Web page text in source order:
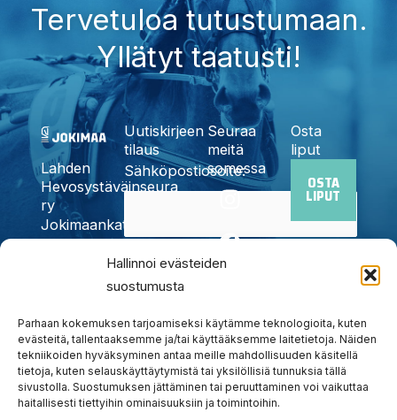
Hallinnoi evästeiden
suostumusta
Parhaan kokemuksen tarjoamiseksi käytämme teknologioita, kuten
evästeitä, tallentaaksemme ja/tai käyttääksemme laitetietoja. Näiden
tekniikoiden hyväksyminen antaa meille mahdollisuuden käsitellä
tietoja, kuten selauskäyttäytymistä tai yksilöllisiä tunnuksia tällä
sivustolla. Suostumuksen jättäminen tai peruuttaminen voi vaikuttaa
haitallisesti tiettyihin ominaisuuksiin ja toimintoihin.
Tervetuloa tutustumaan.
Yllätyt taatusti!
Lahden
Hevosystäväinseura
ry
Jokimaankatu
6, 15700
6440
info@jokimaanravit.fi
Toimisto
avoinna
arkisin
Uutiskirjeen
tilaus
Sähköpostiosoite:
Kyllä,
tilaan
Seuraa
meitä
somessa
I
s
r
a
m
F
c
o
k
X
t
t
e
r
Y
u
e
T
k
Osta
liput
OSTA
LIPUT